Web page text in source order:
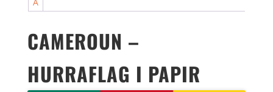
CAMEROUN –
HURRAFLAG I PAPIR